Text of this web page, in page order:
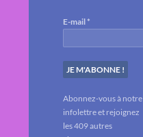
E-mail*
Abonnez-vous à notre
infolettre et rejoignez
les 409 autres